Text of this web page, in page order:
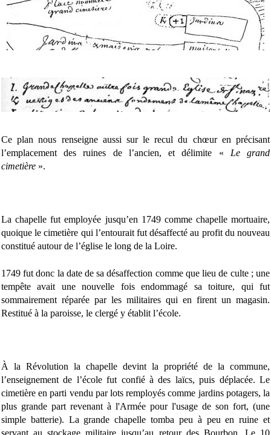
Ce plan nous renseigne aussi sur le recul du chœur en précisant
l’emplacement des ruines de l’ancien, et délimite « Le grand
cimetière ».
La chapelle fut employée jusqu’en 1749 comme chapelle mortuaire,
quoique le cimetière qui l’entourait fut désaffecté au profit du nouveau
constitué autour de l’église le long de la Loire.
1749 fut donc la date de sa désaffection comme que lieu de culte ; une
tempête avait une nouvelle fois endommagé sa toiture, qui fut
sommairement réparée par les militaires qui en firent un magasin.
Restitué à la paroisse, le clergé y établit l’école.
À la Révolution la chapelle devint la propriété de la commune,
l’enseignement de l’école fut confié à des laïcs, puis déplacée. Le
cimetière en parti vendu par lots remployés comme jardins potagers, la
plus grande part revenant à l'Armée pour l'usage de son fort, (une
simple batterie). La grande chapelle tomba peu à peu en ruine et